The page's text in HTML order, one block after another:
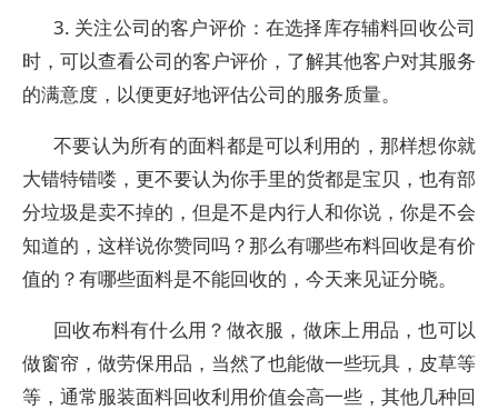
3. 关注公司的客户评价：在选择库存辅料回收公司
时，可以查看公司的客户评价，了解其他客户对其服务
的满意度，以便更好地评估公司的服务质量。
不要认为所有的面料都是可以利用的，那样想你就
大错特错喽，更不要认为你手里的货都是宝贝，也有部
分垃圾是卖不掉的，但是不是内行人和你说，你是不会
知道的，这样说你赞同吗？那么有哪些布料回收是有价
值的？有哪些面料是不能回收的，今天来见证分晓。
回收布料有什么用？做衣服，做床上用品，也可以
做窗帘，做劳保用品，当然了也能做一些玩具，皮草等
等，通常服装面料回收利用价值会高一些，其他几种回